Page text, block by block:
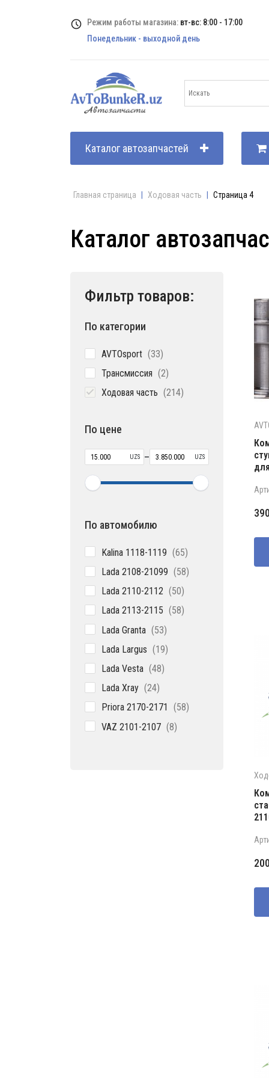
Режим работы магазина: вт-вс: 8:00 - 17:00
Понедельник - выходной день
Каталог автозапчастей
Главная страница Ходовая часть Страница 4
Каталог
Фильтр товаров:
По категории
AVTOsport 3333
Трансмиссия 22
Ходовая часть 214214
По цене
UZS – UZS
По автомобилю
Kalina 1118-1119 6565
Lada 2108-21099 5858
Lada 2110-2112 5050
Lada 2113-2115 5858
Lada Granta 5353
Lada Largus 1919
Lada Vesta 4848
Lada Xray 2424
Priora 2170-2171 5858
VAZ 2101-2107 88